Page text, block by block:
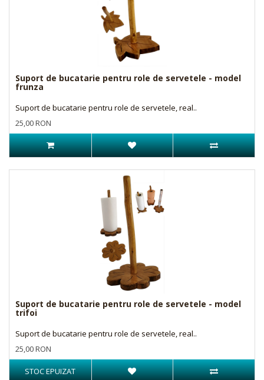
Suport de bucatarie pentru role de servetele - model
frunza
Suport de bucatarie pentru role de servetele, real..
25,00 RON
Suport de bucatarie pentru role de servetele - model
trifoi
Suport de bucatarie pentru role de servetele, real..
25,00 RON
STOC EPUIZAT